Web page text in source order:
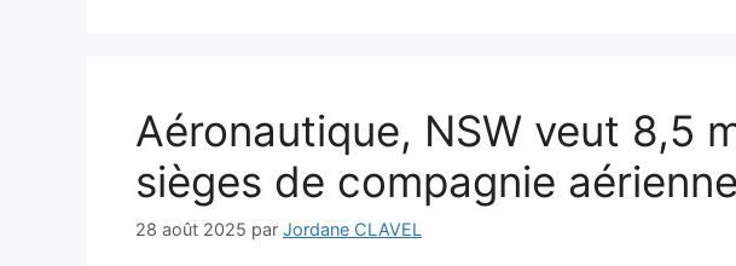
Aéronautique, NSW veut 8,5
sièges de compagnie
28 août 2025 par Jordane CLAVEL